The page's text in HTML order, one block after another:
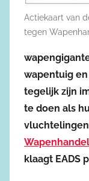
Actiekaart van
tegen
wapentuig
tegelijk zijn
te doen als
Wapenhandel
klaagt EADS